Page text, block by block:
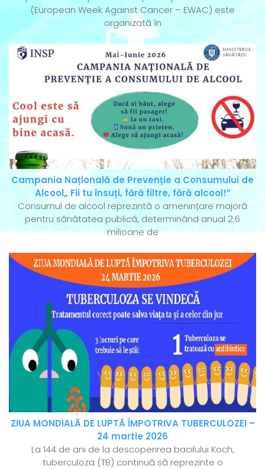
(European Week Against Cancer – EWAC) este
organizată în
Campania Națională de Prevenție a Consumului de
Alcool„ Fii tu însuți, fără filtre, fără alcool!”
Consumul de alcool reprezintă o amenințare majoră
pentru sănătatea publică, determinând anual 2.6
milioane de
ZIUA MONDIALĂ DE LUPTĂ ÎMPOTRIVA TUBERCULOZEI –
24 martie 2026
La 144 de ani de la descoperirea bacilului Koch,
tuberculoza (TB) continuă să reprezinte o